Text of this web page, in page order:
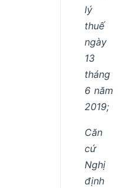
lý
thuế
ngày
13
tháng
6 năm
2019;
Căn
cứ
Nghị
định